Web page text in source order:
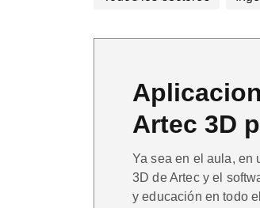
Artec 3D
Ya sea en el aula, en
3D de Artec y el
y educación en todo